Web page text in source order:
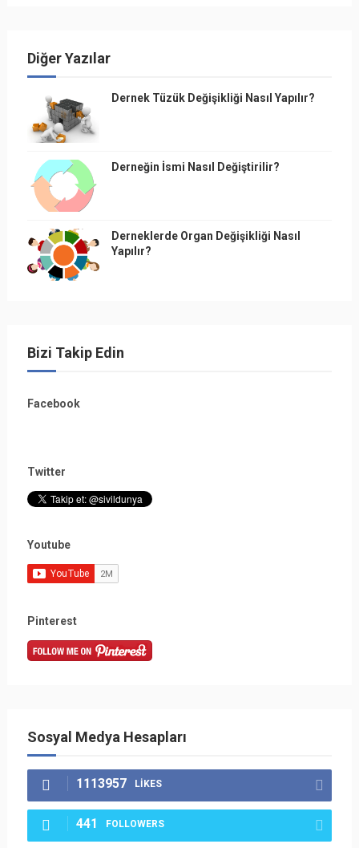
Diğer Yazılar
Dernek Tüzük Değişikliği Nasıl Yapılır?
Derneğin İsmi Nasıl Değiştirilir?
Derneklerde Organ Değişikliği Nasıl
Yapılır?
Bizi Takip Edin
Facebook
Twitter
Youtube
Pinterest
Sosyal Medya Hesapları
1113957 LIKES
441 FOLLOWERS